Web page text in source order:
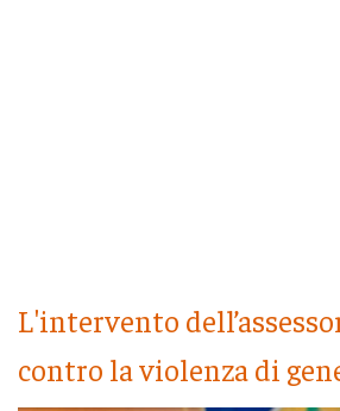
L'intervento
contro la violenza di